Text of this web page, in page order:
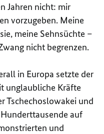
Jahren nicht: mir
vorzugeben. Meine
meine Sehnsüchte –
nicht begrenzen.
in Europa setzte der
unglaubliche Kräfte
Tschechoslowakei und
auf
und